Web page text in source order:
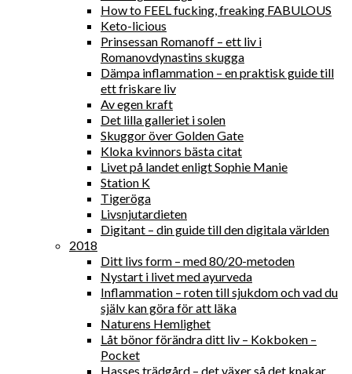
How to FEEL fucking, freaking FABULOUS
Keto-licious
Prinsessan Romanoff – ett liv i
Romanovdynastins skugga
Dämpa inflammation – en praktisk guide till
ett friskare liv
Av egen kraft
Det lilla galleriet i solen
Skuggor över Golden Gate
Kloka kvinnors bästa citat
Livet på landet enligt Sophie Manie
Station K
Tigeröga
Livsnjutardieten
Digitant – din guide till den digitala världen
2018
Ditt livs form – med 80/20-metoden
Nystart i livet med ayurveda
Inflammation – roten till sjukdom och vad du
själv kan göra för att läka
Naturens Hemlighet
Låt bönor förändra ditt liv – Kokboken –
Pocket
Hasses trädgård – det växer så det knakar